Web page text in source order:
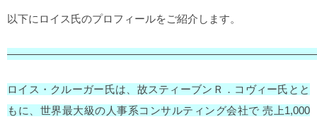
以下にロイス氏のプロフィールをご紹介します。
ロイス・クルーガー氏は、故スティーブンＲ．コヴィー氏とと
もに、世界最大級の人事系コンサルティング会社で 売上1,000